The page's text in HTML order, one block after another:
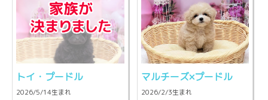
トイ・プードル
2026/5/14生まれ
マルチーズ×プードル
2026/2/3生まれ